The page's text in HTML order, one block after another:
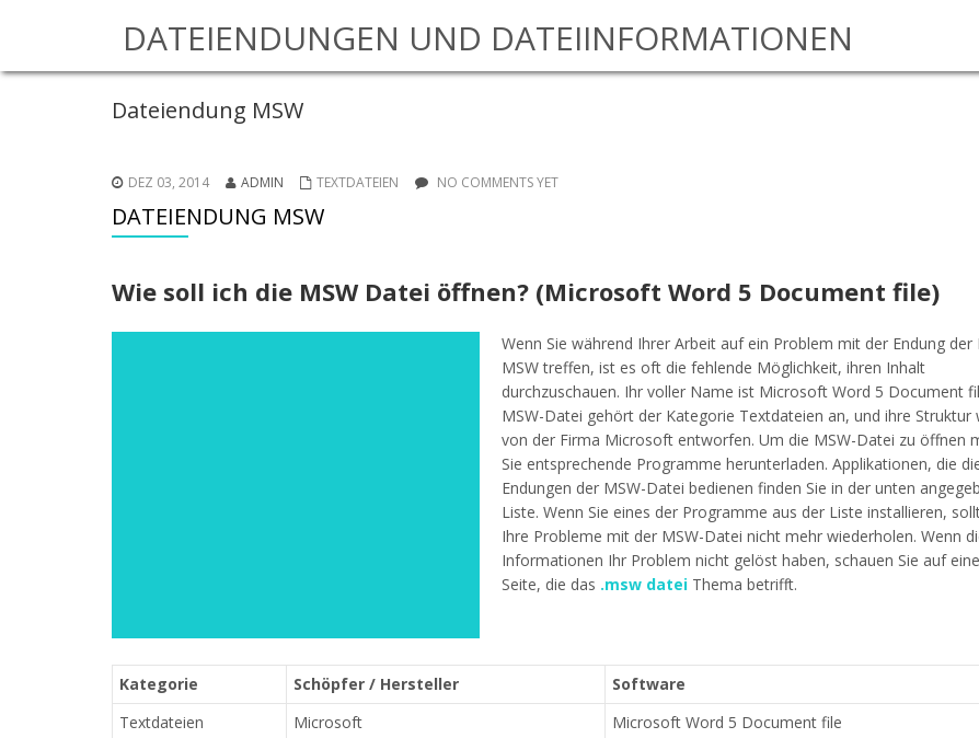
DATEIENDUNGEN UND DATEIINFORMATIONEN
Dateiendung MSW
DEZ 03, 2014 ADMIN TEXTDATEIEN NO COMMENTS YET
DATEIENDUNG MSW
Wie soll ich die MSW Datei öffnen? (Microsoft Word 5 Document file)
Wenn Sie während Ihrer Arbeit auf ein Problem mit der Endung der
MSW treffen, ist es oft die fehlende Möglichkeit, ihren Inhalt
durchzuschauen. Ihr voller Name ist Microsoft Word 5 Document
MSW-Datei gehört der Kategorie Textdateien an, und ihre Struktur
von der Firma Microsoft entworfen. Um die MSW-Datei zu öffnen
Sie entsprechende Programme herunterladen. Applikationen, die
Endungen der MSW-Datei bedienen finden Sie in der unten
Liste. Wenn Sie eines der Programme aus der Liste installieren,
Ihre Probleme mit der MSW-Datei nicht mehr wiederholen. Wenn
Informationen Ihr Problem nicht gelöst haben, schauen Sie auf
Seite, die das .msw datei Thema betrifft.
Kategorie Schöpfer / Hersteller
Software
Textdateien
Microsoft Microsoft Word 5 Document file